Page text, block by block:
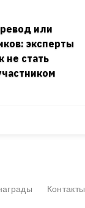
или
эксперты
не стать
Контакты